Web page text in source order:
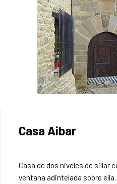
Casa Aibar
Casa de dos niveles de sillar
ventana adintelada sobre